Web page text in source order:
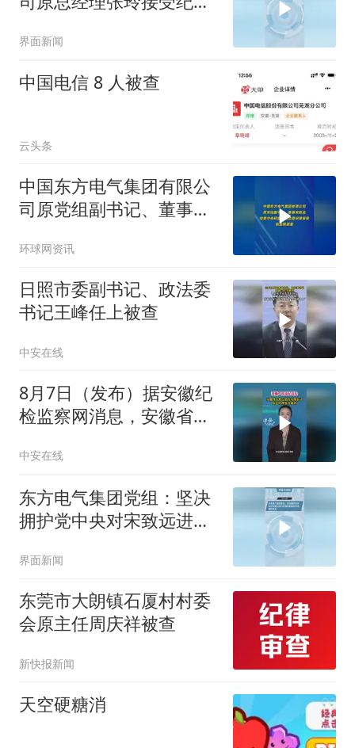
界面新闻
中国电信 8 人被查
云头条
中国东方电气集团有限公
司原党组副书记、董事宋
委纪律审查和监察调查
环球网资讯
日照市委副书记、政法委
书记王峰任上被查
中安在线
8月7日（发布）据安徽纪
检监察网消息，安徽省天
理张玲接受纪律审查和监
察调查。（编辑：王君）
投稿邮箱：3882124142
中安在线
东方电气集团党组：坚决
拥护党中央对宋致远进行
定
界面新闻
东莞市大朗镇石厦村村委
会原主任周庆祥被查
新快报新闻
天空硬糖消